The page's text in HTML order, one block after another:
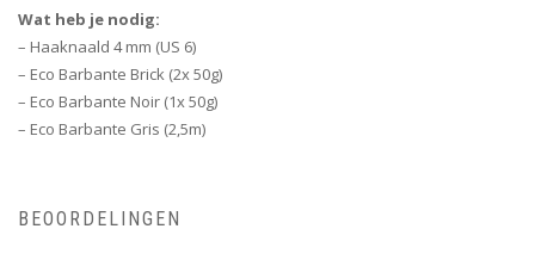
Wat heb je nodig:
– Haaknaald 4 mm (US 6)
– Eco Barbante Brick (2x 50g)
– Eco Barbante Noir (1x 50g)
– Eco Barbante Gris (2,5m)
BEOORDELINGEN